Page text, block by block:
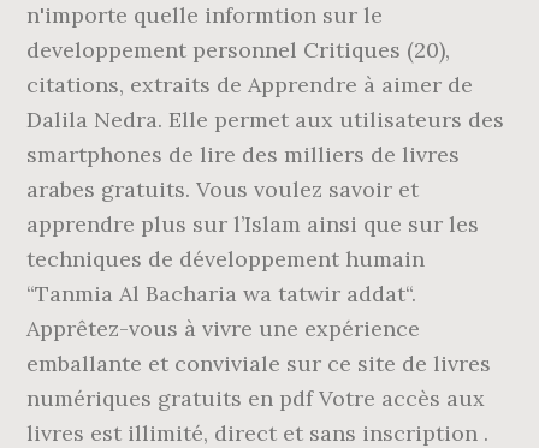
n'importe quelle informtion sur le
developpement personnel Critiques (20),
citations, extraits de Apprendre à aimer de
Dalila Nedra. Elle permet aux utilisateurs des
smartphones de lire des milliers de livres
arabes gratuits. Vous voulez savoir et
apprendre plus sur l’Islam ainsi que sur les
techniques de développement humain
“Tanmia Al Bacharia wa tatwir addat“.
Apprêtez-vous à vivre une expérience
emballante et conviviale sur ce site de livres
numériques gratuits en pdf Votre accès aux
livres est illimité, direct et sans inscription .